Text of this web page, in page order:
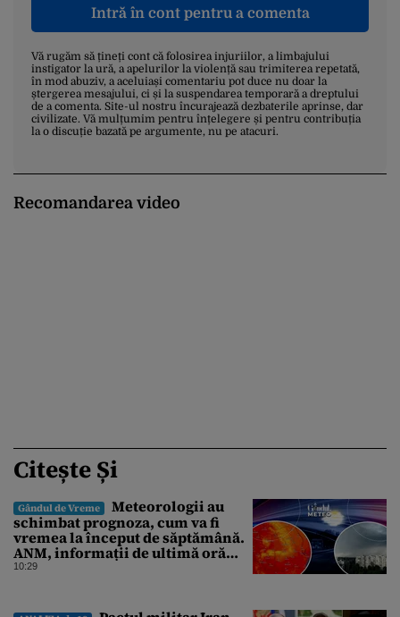
Intră în cont pentru a comenta
Vă rugăm să țineți cont că folosirea injuriilor, a limbajului
instigator la ură, a apelurilor la violență sau trimiterea repetată,
în mod abuziv, a aceluiași comentariu pot duce nu doar la
ștergerea mesajului, ci și la suspendarea temporară a dreptului
de a comenta. Site-ul nostru încurajează dezbaterile aprinse, dar
civilizate. Vă mulțumim pentru înțelegere și pentru contribuția
la o discuție bazată pe argumente, nu pe atacuri.
Recomandarea video
Citește Și
Gândul de Vreme
Meteorologii au
schimbat prognoza, cum va fi
vremea la început de săptămână.
ANM, informații de ultimă oră
pentru Gândul
10:29